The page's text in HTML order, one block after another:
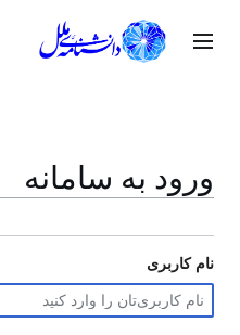
محتوااصلی
ورود به سامانه
نام کاربری